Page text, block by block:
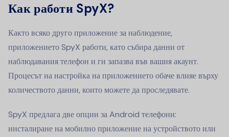
Как работи SpyX?
Както всяко друго приложение за наблюдение,
приложението SpyX работи, като събира данни от
наблюдавания телефон и ги запазва във вашия акаунт.
Процесът на настройка на приложението обаче влияе върху
количеството данни, които можете да проследявате.
SpyX предлага две опции за Android телефони:
инсталиране на мобилно приложение на устройството или